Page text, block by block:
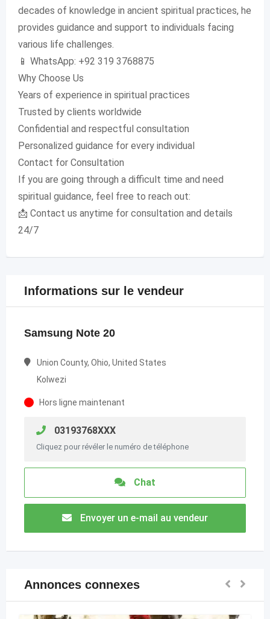
decades of knowledge in ancient spiritual practices, he
provides guidance and support to individuals facing
various life challenges.
📱 WhatsApp: +92 319 3768875
Why Choose Us
Years of experience in spiritual practices
Trusted by clients worldwide
Confidential and respectful consultation
Personalized guidance for every individual
Contact for Consultation
If you are going through a difficult time and need
spiritual guidance, feel free to reach out:
📩 Contact us anytime for consultation and details
24/7
Informations sur le vendeur
Samsung Note 20
Union County, Ohio, United States
Kolwezi
Hors ligne maintenant
03193768XXX
Cliquez pour révéler le numéro de téléphone
Chat
Envoyer un e-mail au vendeur
Annonces connexes